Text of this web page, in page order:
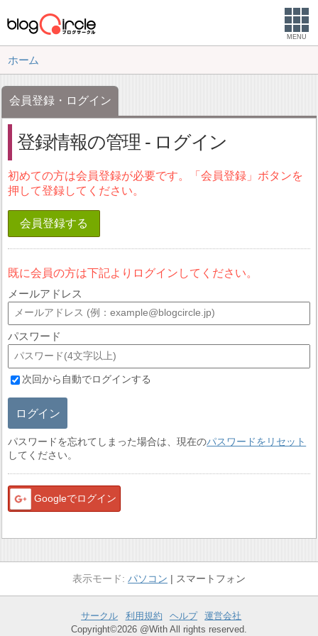
MENU
ホーム
会員登録・ログイン
登録情報の管理 - ログイン
初めての方は会員登録が必要です。「会員登録」ボタンを
押して登録してください。
会員登録する
既に会員の方は下記よりログインしてください。
メールアドレス
パスワード
次回から自動でログインする
ログイン
パスワードを忘れてしまった場合は、現在のパスワードをリセット
してください。
Googleでログイン
パソコン スマートフォン
サークル 利用規約 ヘルプ
運営会社
Copyright©2026 @With All rights reserved.